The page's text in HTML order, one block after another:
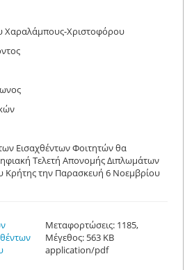
Χαραλάμπους-Χριστοφόρου
Εισαχθέντων Φοιτητών θα
Τελετή Απονομής Διπλωμάτων
Κρήτης την Παρασκευή 6 Νοεμβρίου
Μεταφορτώσεις: 1185,
Μέγεθος: 563 KB
application/pdf